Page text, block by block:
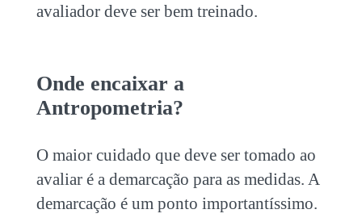
avaliador deve ser bem treinado.
Onde encaixar a
Antropometria?
O maior cuidado que deve ser tomado ao
avaliar é a demarcação para as medidas. A
demarcação é um ponto importantíssimo.